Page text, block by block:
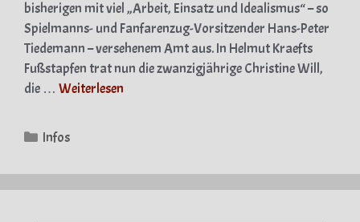
bisherigen mit viel „Arbeit, Einsatz und Idealismus“ – so
Spielmanns- und Fanfarenzug-Vorsitzender Hans-Peter
Tiedemann – versehenem Amt aus. In Helmut Kraefts
Fußstapfen trat nun die zwanzigjährige Christine Will,
die … Weiterlesen
Kategorien
Infos